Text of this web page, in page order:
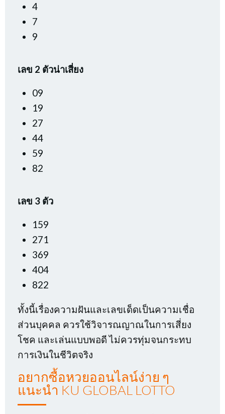
4
7
9
เลข 2 ตัวน่าเสี่ยง
09
19
27
44
59
82
เลข 3 ตัว
159
271
369
404
822
ทั้งนี้เรื่องความฝันและเลขเด็ดเป็นความเชื่อ
ส่วนบุคคล ควรใช้วิจารณญาณในการเสี่ยง
โชค และเล่นแบบพอดี ไม่ควรทุ่มจนกระทบ
การเงินในชีวิตจริง
อยากซื้อหวยออนไลน์ง่าย ๆ
แนะนำ KU GLOBAL LOTTO